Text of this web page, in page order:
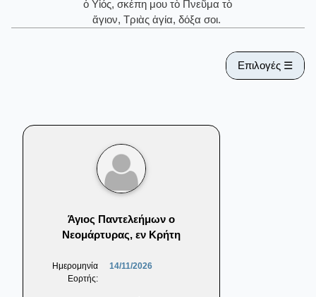
ὁ Υἱός, σκέπη μου τὸ Πνεῦμα τὸ
ἅγιον, Τριὰς ἁγία, δόξα σοι.
Επιλογές ☰
Άγιος Παντελεήμων ο
Νεομάρτυρας, εν Κρήτη
Ημερομηνία
Εορτής:
14/11/2026